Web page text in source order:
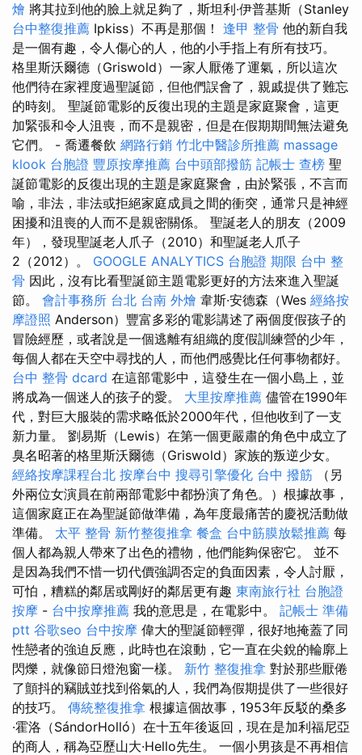
燴 將其拉到他的臉上就足夠了，斯坦利·伊普基斯（Stanley
台中整復推薦 Ipkiss）不再是那個！ 逢甲 整骨 他的新自我
是一個有趣，令人傷心的人，他的小手指上有所有技巧。
格里斯沃爾德（Griswold）一家人厭倦了運氣，所以這次
他們待在家裡度過聖誕節，但他們誤會了，親戚提供了難忘
的時刻。 聖誕節電影的反復出現的主題是家庭聚會，這更
加緊張和令人沮喪，而不是親密，但是在假期期間無法避免
它們。 - 喬遷餐飲 網路行銷 竹北中醫診所推薦 massage
klook 台胞證 豐原按摩推薦 台中頭部撥筋 記帳士 查榜 聖
誕節電影的反復出現的主題是家庭聚會，由於緊張，不言而
喻，非法，非法或拒絕家庭成員之間的衝突，通常只是神經
困擾和沮喪的人而不是親密關係。 聖誕老人的朋友（2009
年），發現聖誕老人爪子（2010）和聖誕老人​​爪子
2（2012）。 GOOGLE ANALYTICS 台胞證 期限 台中 整
骨 因此，沒有比看聖誕節主題電影更好的方法來進入聖誕
節。 會計事務所 台北 台南 外燴 韋斯·安德森（Wes 經絡按
摩證照 Anderson）豐富多彩的電影講述了兩個度假孩子的
冒險經歷，或者說是一個逃離有組織的度假訓練營的少年，
每個人都在天空中尋找的人，而他們感覺比任何事物都好。
台中 整骨 dcard 在這部電影中，這發生在一個小島上，並
將成為一個迷人的孩子的愛。 大里按摩推薦 儘管在1990年
代，對巨大服裝的需求略低於2000年代，但他收到了一支
新力量。 劉易斯（Lewis）在第一個更嚴肅的角色中成立了
臭名昭著的格里斯沃爾德（Griswold）家族的叛逆少女。
經絡按摩課程台北 按摩台中 搜尋引擎優化 台中 撥筋 （另
外兩位女演員在前兩部電影中都扮演了角色。）根據故事，
這個家庭正在為聖誕節做準備，為年度最痛苦的慶祝活動做
準備。 太平 整骨 新竹整復推拿 餐盒 台中筋膜放鬆推薦 每
個人都為親人帶來了出色的禮物，他們能夠保密它。 並不
是因為我們不惜一切代價強調否定的負面因素，令人討厭，
可怕，糟糕的鄰居或剛好的鄰居更有趣 東南旅行社 台胞證
按摩 - 台中按摩推薦 我的意思是，在電影中。 記帳士 準備
ptt 谷歌seo 台中按摩 偉大的聖誕節輕彈，很好地掩蓋了同
性戀者的強迫反應，此時也在滾動，它一直在尖銳的輪廓上
閃爍，就像節日燈泡窗一樣。 新竹 整復推拿 對於那些厭倦
了顫抖的竊賊並找到俗氣的人，我們為假期提供了一些很好
的技巧。 傳統整復推拿 根據這個故事，1953年反駁的桑多
·霍洛（SándorHolló）在十五年後返回，現在是加利福尼亞
的商人，稱為亞歷山大·Hello先生。 一個小男孩是不再相信